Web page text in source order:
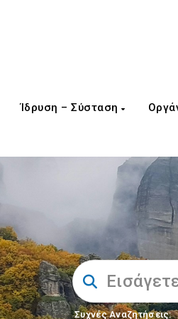
Ίδρυση – Σύσταση
Συχνές Αναζητήσεις: